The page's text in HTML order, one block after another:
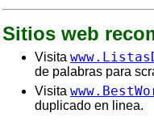
Sitios web
Visita
de palabras para
Visita
duplicado en linea.